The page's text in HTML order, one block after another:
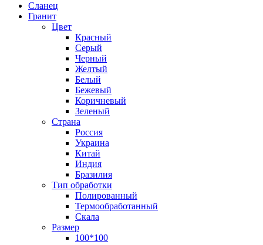
Сланец
Гранит
Цвет
Красный
Серый
Черный
Желтый
Белый
Бежевый
Коричневый
Зеленый
Страна
Россия
Украина
Китай
Индия
Бразилия
Тип обработки
Полированный
Термообработанный
Скала
Размер
100*100